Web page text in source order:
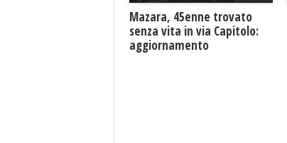
Mazara, 45enne trovato
senza vita in via Capitolo:
aggiornamento